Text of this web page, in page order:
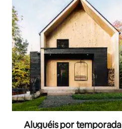
Aluguéis por temporada